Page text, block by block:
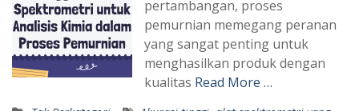
pertambangan, proses
pemurnian memegang peranan
yang sangat penting untuk
menghasilkan produk dengan
kualitas Read More …